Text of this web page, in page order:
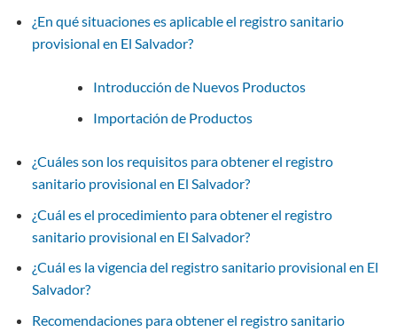
¿En qué situaciones es aplicable el registro sanitario
provisional en El Salvador?
Introducción de Nuevos Productos
Importación de Productos
¿Cuáles son los requisitos para obtener el registro
sanitario provisional en El Salvador?
¿Cuál es el procedimiento para obtener el registro
sanitario provisional en El Salvador?
¿Cuál es la vigencia del registro sanitario provisional en El
Salvador?
Recomendaciones para obtener el registro sanitario